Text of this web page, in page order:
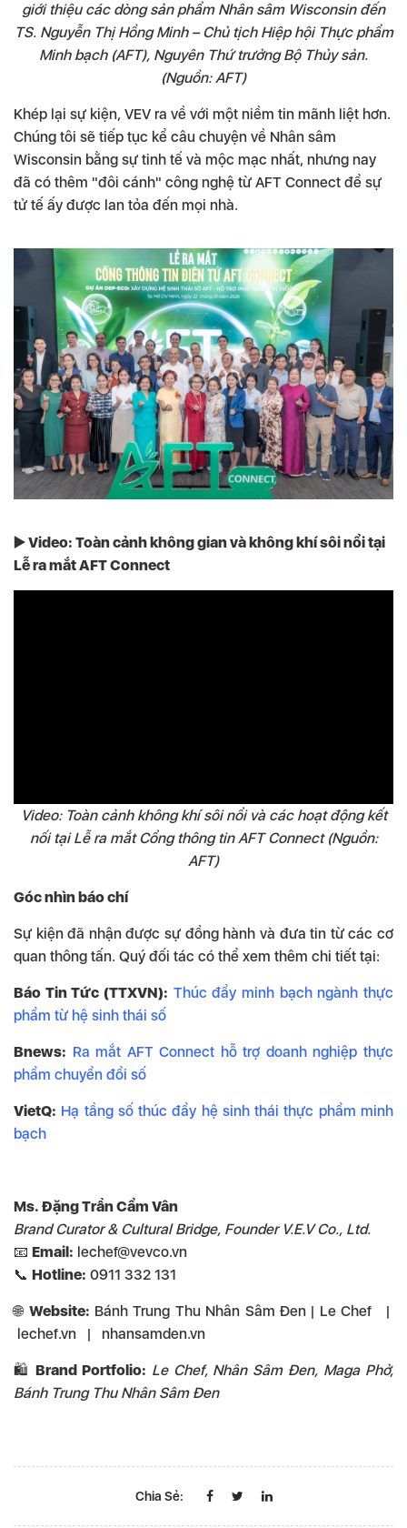
giới thiệu các dòng sản phẩm Nhân sâm Wisconsin đến
TS. Nguyễn Thị Hồng Minh – Chủ tịch Hiệp hội Thực phẩm
Minh bạch (AFT), Nguyên Thứ trưởng Bộ Thủy sản.
(Nguồn: AFT)
Khép lại sự kiện, VEV ra về với một niềm tin mãnh liệt hơn.
Chúng tôi sẽ tiếp tục kể câu chuyện về Nhân sâm
Wisconsin bằng sự tinh tế và mộc mạc nhất, nhưng nay
đã có thêm "đôi cánh" công nghệ từ AFT Connect để sự
tử tế ấy được lan tỏa đến mọi nhà.
▶️ Video: Toàn cảnh không gian và không khí sôi nổi tại
Lễ ra mắt AFT Connect
Video: Toàn cảnh không khí sôi nổi và các hoạt động kết
nối tại Lễ ra mắt Cổng thông tin AFT Connect (Nguồn:
AFT)
Góc nhìn báo chí
Sự kiện đã nhận được sự đồng hành và đưa tin từ các cơ
quan thông tấn. Quý đối tác có thể xem thêm chi tiết tại:
Báo Tin Tức (TTXVN): Thúc đẩy minh bạch ngành thực
phẩm từ hệ sinh thái số
Bnews: Ra mắt AFT Connect hỗ trợ doanh nghiệp thực
phẩm chuyển đổi số
VietQ: Hạ tầng số thúc đẩy hệ sinh thái thực phẩm minh
bạch
Ms. Đặng Trần Cẩm Vân
Brand Curator & Cultural Bridge, Founder V.E.V Co., Ltd.
📧 Email: lechef@vevco.vn
📞 Hotline: 0911 332 131
🌐 Website: Bánh Trung Thu Nhân Sâm Đen | Le Chef|
lechef.vn | nhansamden.vn
🛍️ Brand Portfolio: Le Chef, Nhân Sâm Đen, Maga Phở,
Bánh Trung Thu Nhân Sâm Đen
Chia Sẻ: